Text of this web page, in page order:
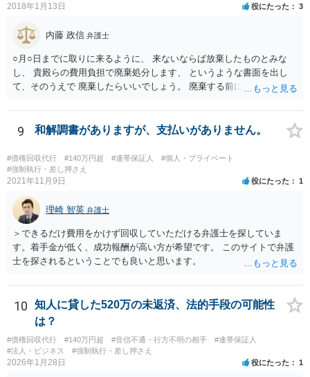
は、お母様に注意するしかないですが、お母様が勝手に署名した場合
求が来た場合は支払いを拒否できます。
2018年1月13日 役にたった 3
内藤 政信 弁護士
○月○日までに取りに来るように、 来ないならば放棄したものとみな
し、 貴殿らの費用負担で廃棄処分します、 というような書面を出し
て、そのうえで 廃棄したらいいでしょう。 廃棄する前に、写真をとっ
9 和解調書がありますが、支払いがありません。
#債権回収代行 #140万円超 #連帯保証人
#個人・プライベート
#強制執行・差し押さえ
2021年11月9日 役にたった 1
理崎 智英 弁護士
＞できるだけ費用をかけず回収していただける弁護士を探していま
す。着手金が低く、成功報酬が高い方が希望です。 このサイトで弁護
士を探されるということでも良いと思います。
10
知人に貸した520万の未返済、法的手段の可能性
は？
#債権回収代行 #140万円超 #音信不通・行方不明の相手
#連帯保証人
#法人・ビジネス
#強制執行・差し押さえ
2026年1月28日 役にたった 1